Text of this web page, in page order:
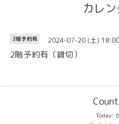
カレ
2階予約有 2024-07-20 (土)
2階予約有（貸切）
Today: